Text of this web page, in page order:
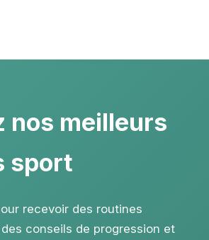
nos meilleurs
sport
recevoir des routines
conseils de progression et